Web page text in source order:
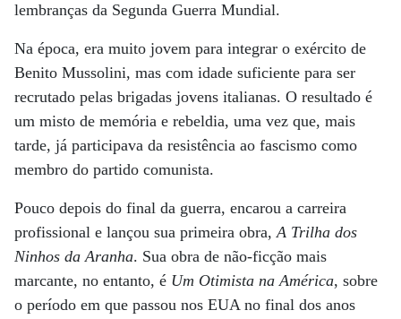
lembranças da Segunda Guerra Mundial.
Na época, era muito jovem para integrar o exército de
Benito Mussolini, mas com idade suficiente para ser
recrutado pelas brigadas jovens italianas. O resultado é
um misto de memória e rebeldia, uma vez que, mais
tarde, já participava da resistência ao fascismo como
membro do partido comunista.
Pouco depois do final da guerra, encarou a carreira
profissional e lançou sua primeira obra,A Trilha dos
Ninhos da Aranha. Sua obra de não-ficção mais
marcante, no entanto, é Um Otimista na América, sobre
o período em que passou nos EUA no final dos anos